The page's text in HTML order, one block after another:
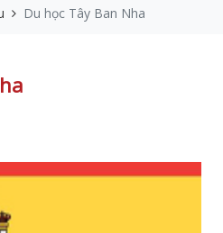
Du học Tây Ban Nha